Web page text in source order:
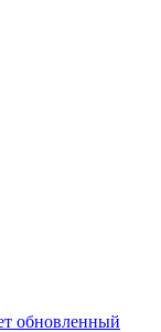
обновленный